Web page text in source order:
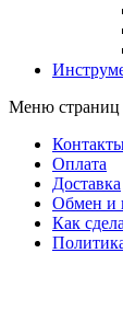
Меню страниц
Оплата
Доставка
Обмен и
Как